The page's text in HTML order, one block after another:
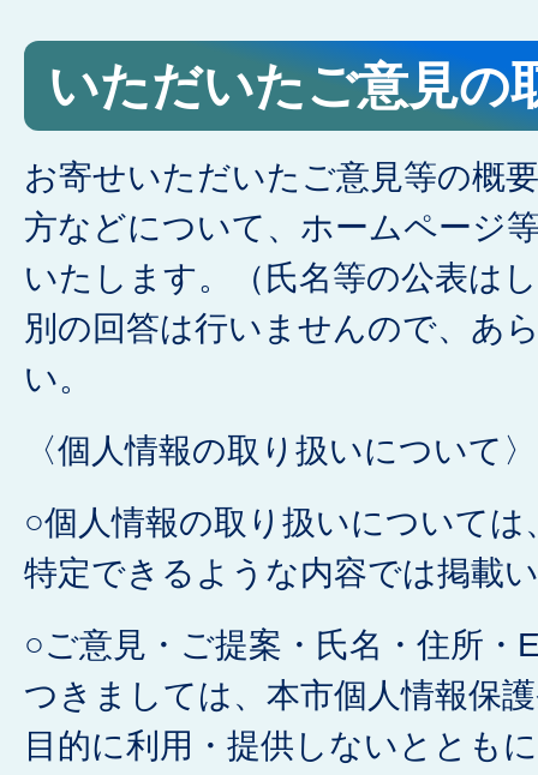
いただいたご意見の
お寄せいただいたご意見等の概
方などについて、ホームページ
いたします。（氏名等の公表は
別の回答は行いませんので、あ
い。
〈個人情報の取り扱いについて〉
○個人情報の取り扱いについては
特定できるような内容では掲載
○ご意見・ご提案・氏名・住所・
つきましては、本市個人情報保
目的に利用・提供しないととも